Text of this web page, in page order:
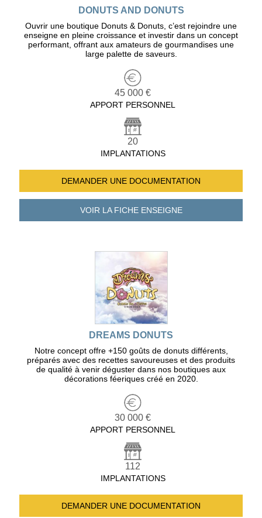
DONUTS AND DONUTS
Ouvrir une boutique Donuts & Donuts, c’est rejoindre une
enseigne en pleine croissance et investir dans un concept
performant, offrant aux amateurs de gourmandises une
large palette de saveurs.
45 000 €
APPORT PERSONNEL
20
IMPLANTATIONS
DEMANDER UNE DOCUMENTATION
VOIR LA FICHEENSEIGNE
DREAMS DONUTS
Notre concept offre +150 goûts de donuts différents,
préparés avec des recettes savoureuses et des produits
de qualité à venir déguster dans nos boutiques aux
décorations féeriques créé en 2020.
30 000 €
APPORT PERSONNEL
112
IMPLANTATIONS
DEMANDER UNE DOCUMENTATION